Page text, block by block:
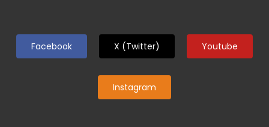
Facebook X (Twitter) Youtube
Instagram